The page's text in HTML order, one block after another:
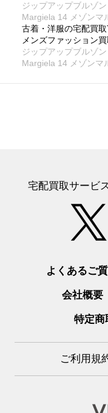
ジップアップブルゾ
Margiela 14 メゾンマ
古着・洋服の宅配買
メンズファッション買
ジップアップブルゾ
Margiela 14 メゾンマ
宅配買取サービ
よくあるご
会社概要
特定商
ご利用規